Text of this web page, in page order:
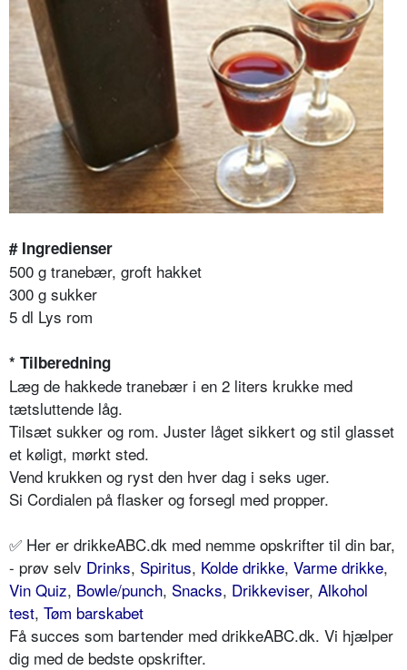
# Ingredienser
500 g tranebær, groft hakket
300 g sukker
5 dl Lys rom
* Tilberedning
Læg de hakkede tranebær i en 2 liters krukke med
tætsluttende låg.
Tilsæt sukker og rom. Juster låget sikkert og stil glasset
et køligt, mørkt sted.
Vend krukken og ryst den hver dag i seks uger.
Si Cordialen på flasker og forsegl med propper.
✅ Her er drikkeABC.dk med nemme opskrifter til din bar,
- prøv selv Drinks, Spiritus, Kolde drikke, Varme drikke,
Vin Quiz, Bowle/punch, Snacks, Drikkeviser, Alkohol
test, Tøm barskabet
Få succes som bartender med drikkeABC.dk. Vi hjælper
dig med de bedste opskrifter.